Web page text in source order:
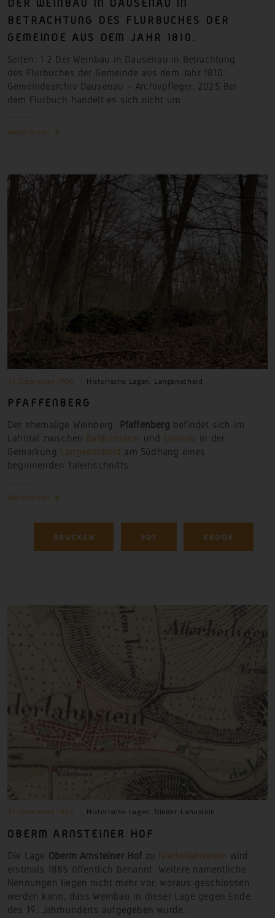
DER WEINBAU IN DAUSENAU IN
BETRACHTUNG DES FLURBUCHES DER
GEMEINDE AUS DEM JAHR 1810.
Seiten: 1 2 Der Weinbau in Dausenau in Betrachtung
des Flurbuches der Gemeinde aus dem Jahr 1810.
Gemeindearchiv Dausenau – Archivpfleger, 2025 Bei
dem Flurbuch handelt es sich nicht um
Weiterlesen
31. Dezember 1900 Historische Lagen Langenscheid
PFAFFENBERG
Der ehemalige Weinberg
Pfaffenberg befindet sich im
Lahntal zwischen Balduinstein und Geilnau
in der
Gemarkung Langenscheid am Südhang eines
beginnenden Taleinschnitts.
Weiterlesen
DRUCKEN PDF EBOOK
31. Dezember 1882 Historische Lagen Nieder-Lahnstein
OBERM ARNSTEINER
HOF
Die Lage Oberm Arnsteiner Hof zu Niederlahnstein wird
erstmals 1885 öffentlich benannt. Weitere namentliche
Nennungen liegen nicht mehr vor, woraus geschlossen
werden kann, dass Weinbau in dieser Lage gegen Ende
des 19. Jahrhunderts aufgegeben wurde.